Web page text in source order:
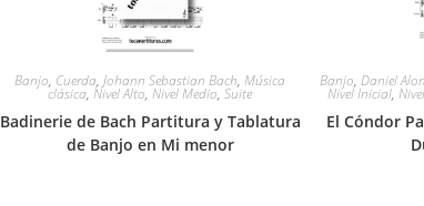
Banjo, Cuerda,Johann Sebastian Bach,Música
clásica,Nivel Alto,Nivel Medio,Suite
Badinerie de Bach Partitura y Tablatura
de Banjo en Mi menor
Banjo, Daniel
Nivel Inicial,
El Cóndor